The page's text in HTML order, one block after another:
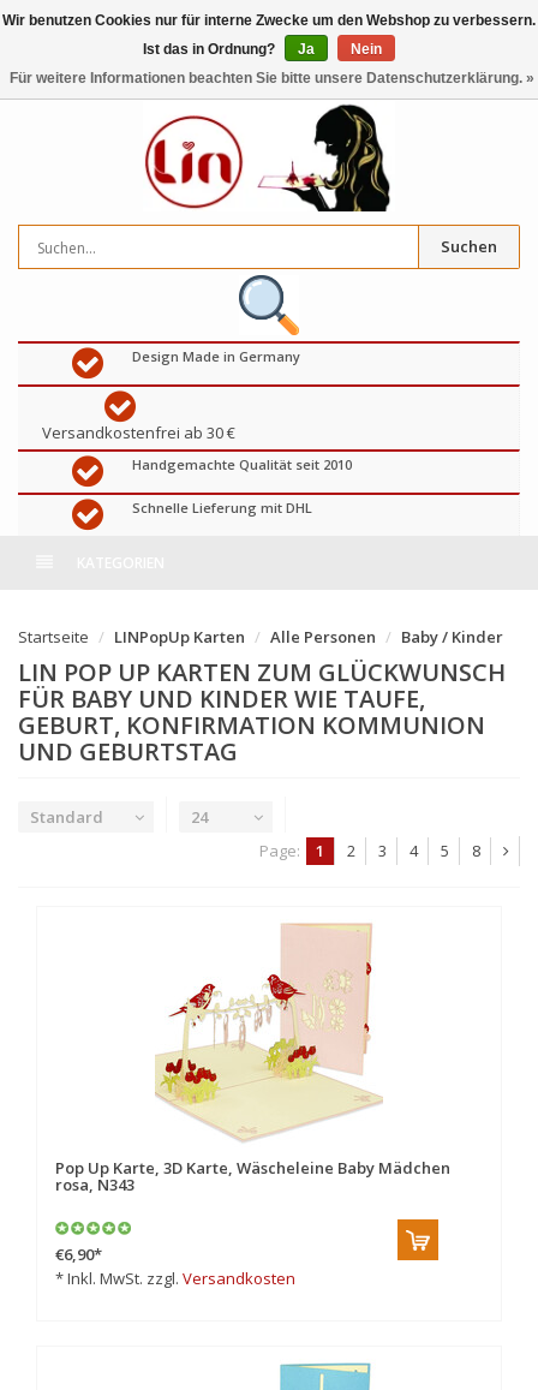
artikel
Suchen
Design Made in Germany
Versandkostenfrei ab 30 €
Handgemachte Qualität seit 2010
Schnelle Lieferung mit DHL
Startseite LINPopUp Karten Alle Personen Baby / Kinder
LIN POP UP KARTEN ZUM GLÜCKWUNSCH
FÜR BABY UND KINDER WIE TAUFE,
GEBURT, KONFIRMATION KOMMUNION
UND GEBURTSTAG
Standard
24
Page:
1 2 3 4 5 8
Pop Up Karte, 3D Karte, Wäscheleine Baby Mädchen
rosa, N343
€6,90*
* Inkl. MwSt. zzgl. Versandkosten
Wir benutzen Cookies nur für interne Zwecke um den Webshop zu verbessern.
Ist das in Ordnung?
Ja
Nein
Für weitere Informationen beachten Sie bitte unsere Datenschutzerklärung. »